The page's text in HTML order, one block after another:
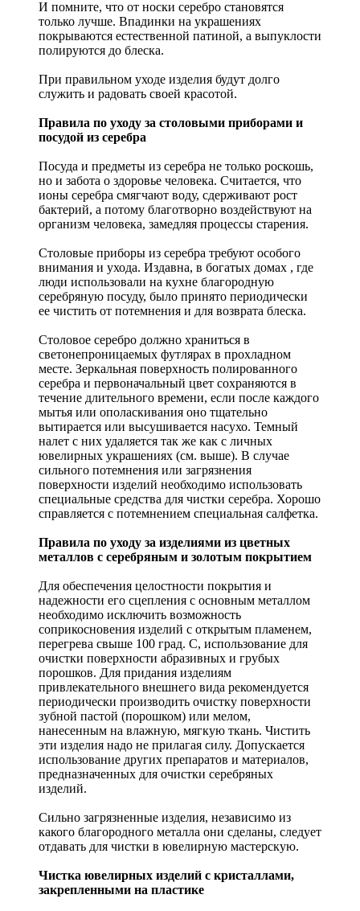
И помните, что от носки серебро становятся
только лучше. Впадинки на украшениях
покрываются естественной патиной, а выпуклости
полируются до блеска.
При правильном уходе изделия будут долго
служить и радовать своей красотой.
Правила по уходу за столовыми приборами и
посудой из серебра
Посуда и предметы из серебра не только роскошь,
но и забота о здоровье человека. Считается, что
ионы серебра смягчают воду, сдерживают рост
бактерий, а потому благотворно воздействуют на
организм человека, замедляя процессы старения.
Столовые приборы из серебра требуют особого
внимания и ухода. Издавна, в богатых домах , где
люди использовали на кухне благородную
серебряную посуду, было принято периодически
ее чистить от потемнения и для возврата блеска.
Столовое серебро должно храниться в
светонепроницаемых футлярах в прохладном
месте. Зеркальная поверхность полированного
серебра и первоначальный цвет сохраняются в
течение длительного времени, если после каждого
мытья или ополаскивания оно тщательно
вытирается или высушивается насухо. Темный
налет с них удаляется так же как с личных
ювелирных украшениях (см. выше). В случае
сильного потемнения или загрязнения
поверхности изделий необходимо использовать
специальные средства для чистки серебра. Хорошо
справляется с потемнением специальная салфетка.
Правила по уходу за изделиями из цветных
металлов с серебряным и золотым покрытием
Для обеспечения целостности покрытия и
надежности его сцепления с основным металлом
необходимо исключить возможность
соприкосновения изделий с открытым пламенем,
перегрева свыше 100 град. С, использование для
очистки поверхности абразивных и грубых
порошков. Для придания изделиям
привлекательного внешнего вида рекомендуется
периодически производить очистку поверхности
зубной пастой (порошком) или мелом,
нанесенным на влажную, мягкую ткань. Чистить
эти изделия надо не прилагая силу. Допускается
использование других препаратов и материалов,
предназначенных для очистки серебряных
изделий.
Сильно загрязненные изделия, независимо из
какого благородного металла они сделаны, следует
отдавать для чистки в ювелирную мастерскую.
Чистка ювелирных изделий с кристаллами,
закрепленными на пластике